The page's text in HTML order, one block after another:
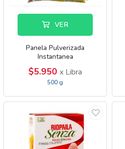
VER
Panela Pulverizada
Instantanea
$5.950 x Libra
500 g